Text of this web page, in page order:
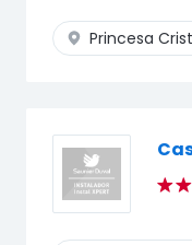
Princesa